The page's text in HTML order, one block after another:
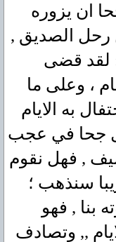
ان يزوره
رحل الصديق ,
لقد قضى
، وعلى ما
به الايام
جحا في عجب
, فهل نقوم
سنذهب ؛
بنا , فهو
,, وتصادف